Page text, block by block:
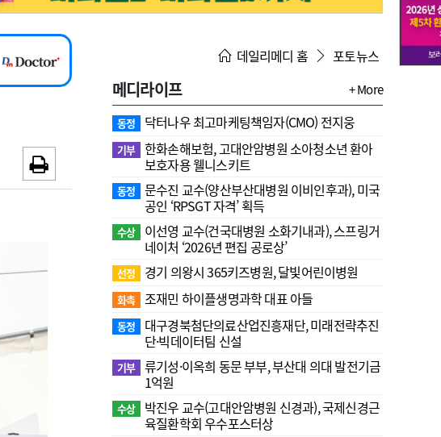
공시 약제급여 심사 결과
데일리메디 홈 포토뉴스
메디라이프 + More
동정 닥터나우 최고마케팅책임자(CMO) 전지웅
기부 한화손해보험, 고대안암병원 소아청소년 환아
보호자용 웰니스키트
동정
문수진 교수( 양산부산대병원 이비인후과), 미국
공인 ‘RPSGT 자격’ 획득
수상
이선영 교수(건국대병원 소화기내과), 스프링거
네이처 ‘2026년 편집 공로상’
선정 경기 의왕시 365키즈병원, 달빛어린이병원
화촉 조재민 하이플생명과학 대표 아들
동정
대구경북첨단의료산업진흥재단, 미래전략추진
단·빅데이터팀 신설
기부 류기성·이옥희 동문 부부, 부산대 의대 발전기금
1억원
수상
박진우 교수(고대안암병원 신경과), 국제신경근
육질환학회 우수포스터상